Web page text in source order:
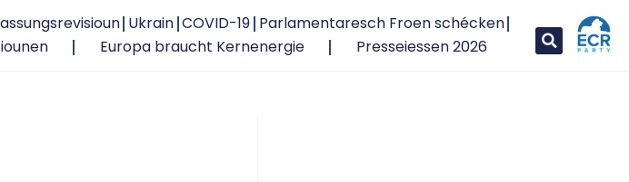
Ukrain COVID-19 Parlamentaresch Froen schécken
Europa braucht Kernenergie Presseiessen 2026